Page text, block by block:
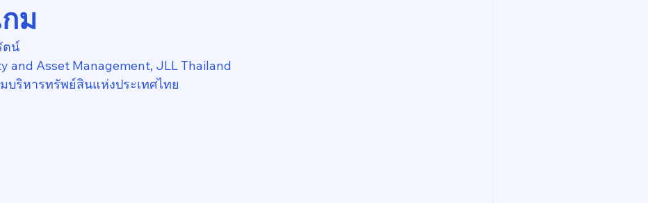
ม
ตน์
and Asset Management, JLL Thailand
บริหารทรัพย์สินแห่งประเทศไทย